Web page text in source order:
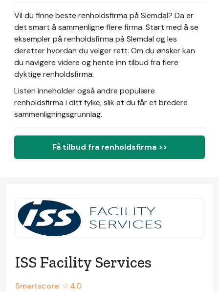
Vil du finne beste renholdsfirma på Slemdal? Da er
det smart å sammenligne flere firma. Start med å se
eksempler på renholdsfirma på Slemdal og les
deretter hvordan du velger rett. Om du ønsker kan
du navigere videre og hente inn tilbud fra flere
dyktige renholdsfirma.
Listen inneholder også andre populære
renholdsfirma i ditt fylke, slik at du får et bredere
sammenligningsgrunnlag.
Få tilbud fra renholdsfirma >>
ISS Facility Services
Smartscore: ☆4.0